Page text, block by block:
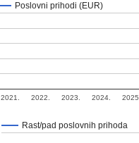
Poslovni prihodi (EUR)
2021. 2022. 2023. 2024. 2025.
Rast/pad poslovnih prihoda